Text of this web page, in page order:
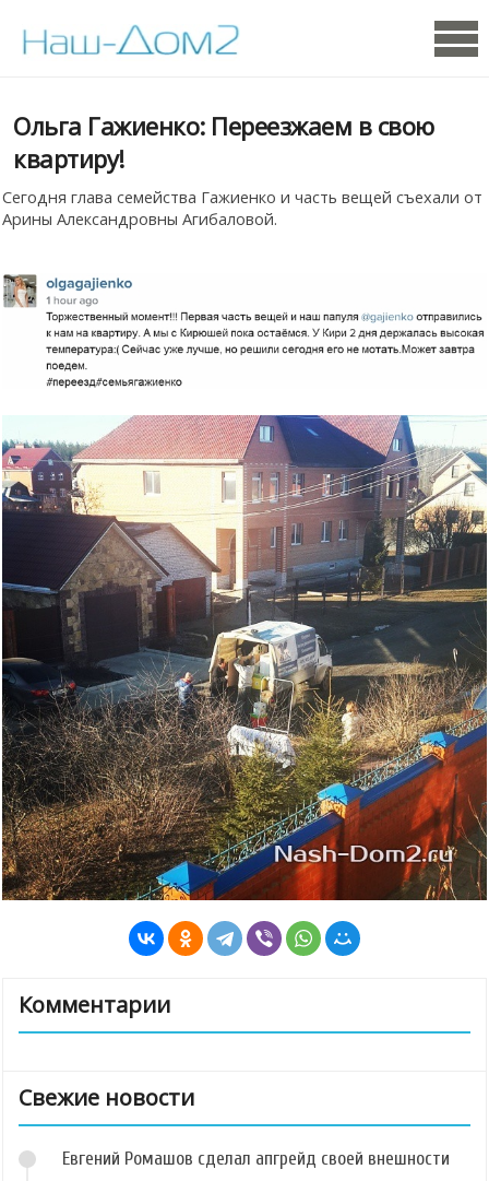
Ольга Гажиенко: Переезжаем в свою
квартиру!
Сегодня глава семейства Гажиенко и часть вещей съехали от
Арины Александровны Агибаловой.
Комментарии
Свежие новости
Евгений Ромашов сделал апгрейд своей внешности